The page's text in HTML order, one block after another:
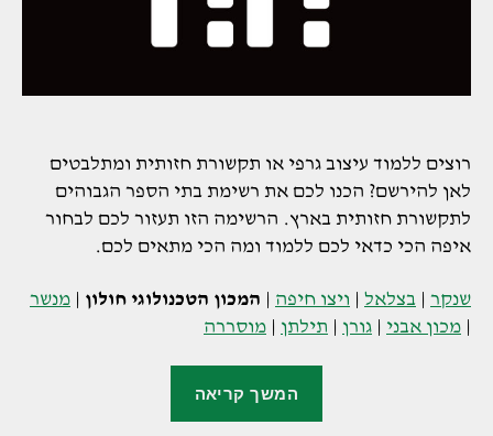
רוצים ללמוד עיצוב גרפי או תקשורת חזותית ומתלבטים
לאן להירשם? הכנו לכם את רשימת בתי הספר הגבוהים
לתקשורת חזותית בארץ. הרשימה הזו תעזור לכם לבחור
איפה הכי כדאי לכם ללמוד ומה הכי מתאים לכם.
שנקר | בצלאל | ויצו חיפה | המכון הטכנולוגי חולון | מנשר
| מכון אבני | גורן | תילתן | מוסררה
המשך קריאה